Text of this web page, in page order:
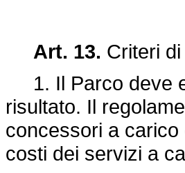
Art. 13. Criteri
1. Il Parco deve
risultato. Il
concessori a
costi dei servizi a